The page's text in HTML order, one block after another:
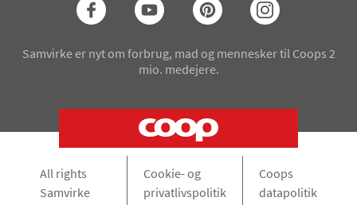
Coop medlem
Samvirke er nyt om forbrug, mad og mennesker til Coops 2
mio. medejere.
All rights
Samvirke
Cookie- og
privatlivspolitik
Coops
datapolitik